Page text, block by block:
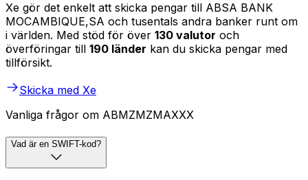
Xe gör det enkelt att skicka pengar till ABSA BANK
MOCAMBIQUE,SA och tusentals andra banker runt om
i världen. Med stöd för över 130 valutor och
överföringar till 190 länder kan du skicka pengar med
tillförsikt.
Skicka med Xe
Vanliga frågor om ABMZMZMAXXX
Vad är en SWIFT-kod?